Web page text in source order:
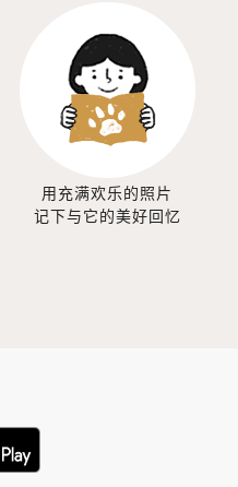
用充满欢乐的照片
记下与它的美好回忆